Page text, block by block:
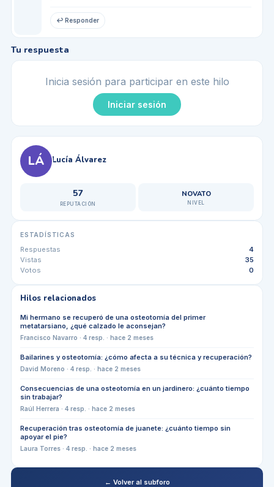
↩ Responder
Tu respuesta
Inicia sesión para participar en este hilo
Iniciar sesión
LÁ Lucía Álvarez
57
REPUTACIÓN
NOVATO
NIVEL
ESTADÍSTICAS
Respuestas
4
Vistas
35
Votos
0
Hilos relacionados
Mi hermano se recuperó de una osteotomía del primer
metatarsiano, ¿qué calzado le aconsejan?
Francisco Navarro · 4resp. · hace 2 meses
Bailarines y osteotomía: ¿cómo afecta a su técnica y recuperación?
David Moreno · 4resp. · hace 2 meses
Consecuencias de una osteotomía en un jardinero: ¿cuánto tiempo
sin trabajar?
Raúl Herrera · 4resp. · hace 2 meses
Recuperación tras osteotomía de juanete: ¿cuánto tiempo sin
apoyar el pie?
Laura Torres· 4resp. · hace 2 meses
← Volver al subforo